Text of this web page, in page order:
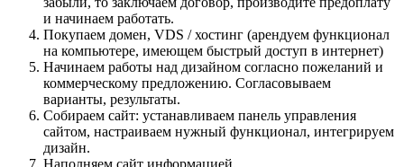
и начинаем работать.
Покупаем домен, VDS / хостинг (арендуем функционал
на компьютере, имеющем быстрый доступ в интернет)
Начинаем работы над дизайном согласно пожеланий и
коммерческому предложению. Согласовываем
варианты, результаты.
Собираем сайт: устанавливаем панель управления
сайтом, настраиваем нужный функционал, интегрируем
дизайн.
Наполняем сайт информацией.